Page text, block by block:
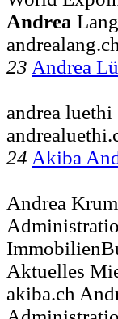
Andrea Lang
23 Andrea
andrea luethi
24 Akiba
Andrea
Aktuelles
akiba.ch